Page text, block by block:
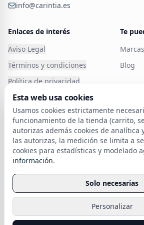
info@carintia.es
Enlaces de interés
Aviso Legal
Términos y condiciones
Política de privacidad
Política de Cookies
Cancelar o devolver un
pedido
Política de devoluciones
Financia tu compra
Te
Marcas
Blog
Atención al cliente
Esta web usa cookies
Usamos cookies estrictamente
funcionamiento de la tienda (carrito,
autorizas además cookies de analítica
las autorizas, la medición se limita a
cookies para estadísticas y modelado
informaciónsobre nuestra política de
.
Solo necesarias
Personalizar